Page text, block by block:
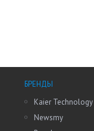
БРЕНДЫ
Kaier Technology
Newsmy